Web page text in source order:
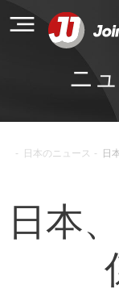
ニ
- 日本のニュース - 日
日本